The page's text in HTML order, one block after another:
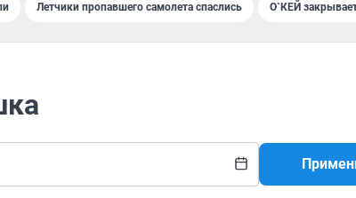
Летчики пропавшего самолета спаслись О`КЕЙ